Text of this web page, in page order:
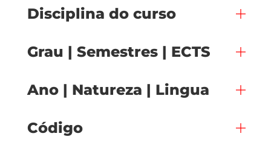
Disciplina do curso
Grau | Semestres | ECTS
Ano | Natureza | Lingua
Código